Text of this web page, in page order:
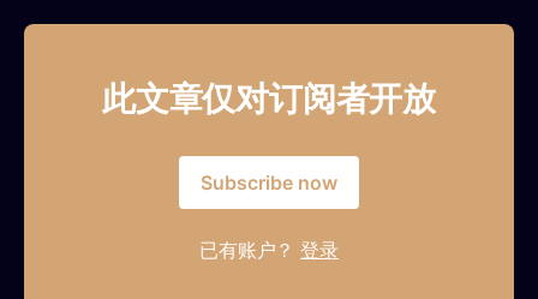
此文章仅对订阅者开放
Subscribe now
已有账户？登录